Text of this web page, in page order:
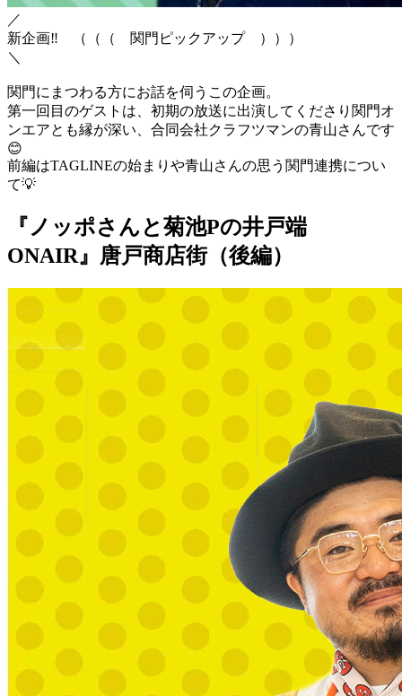
／
新企画‼ （（（ 関門ピックアップ ）））
＼
関門にまつわる方にお話を伺うこの企画。
第一回目のゲストは、初期の放送に出演してくださり関門オ
ンエアとも縁が深い、合同会社クラフツマンの青山さんです
😊
前編はTAGLINEの始まりや青山さんの思う関門連携につい
て💡
『ノッポさんと菊池Pの井戸端
ONAIR』唐戸商店街（後編）